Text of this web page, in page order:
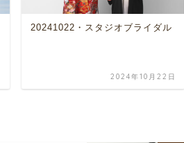
20241022・スタジオブライダル
2024年10月22日